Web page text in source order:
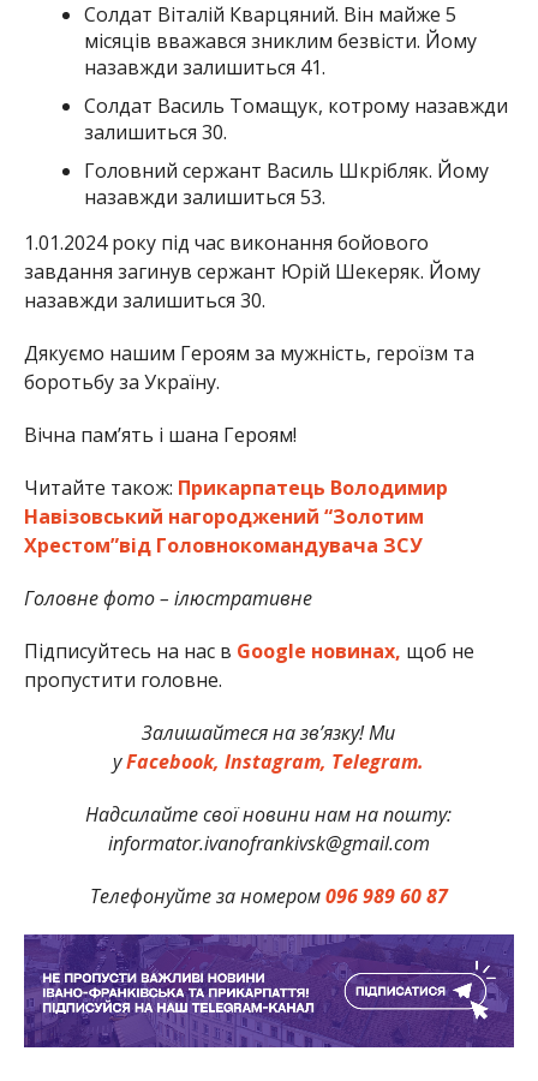
Солдат Віталій Кварцяний. Він майже 5
місяців вважався зниклим безвісти. Йому
назавжди залишиться 41.
Солдат Василь Томащук, котрому назавжди
залишиться 30.
Головний сержант Василь Шкрібляк. Йому
назавжди залишиться 53.
1.01.2024 року під час виконання бойового
завдання загинув сержант Юрій Шекеряк. Йому
назавжди залишиться 30.
Дякуємо нашим Героям за мужність, героїзм та
боротьбу за Україну.
Вічна пам’ять і шана Героям!
Читайте також: Прикарпатець Володимир
Навізовський нагороджений “Золотим
Хрестом”від Головнокомандувача ЗСУ
Головне фото – ілюстративне
Підписуйтесь на нас в Google новинах, щоб не
пропустити головне.
Залишайтеся на зв’язку! Ми
уFacebook, Instagram, Telegram.
Надсилайте свої новини нам на пошту:
informator.ivanofrankivsk@gmail.com
Телефонуйте за номером096 989 60 87